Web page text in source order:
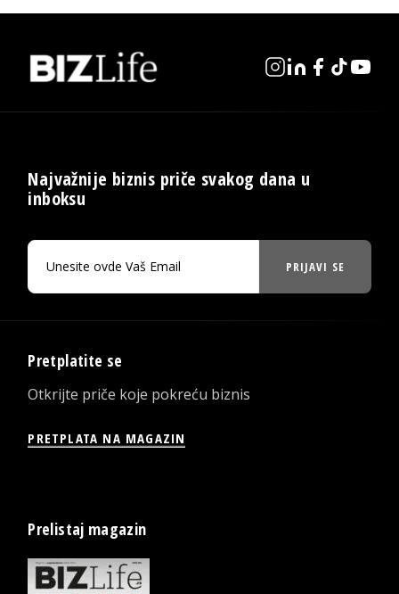
Najvažnije biznis priče svakog dana u
inboksu
PRIJAVI SE
Pretplatite se
Otkrijte priče koje pokreću biznis
PRETPLATA NA MAGAZIN
Prelistaj magazin